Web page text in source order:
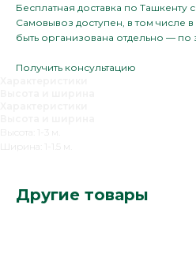
Бесплатная доставка по Ташкенту
Самовывоз доступен, в том числе
быть организована отдельно — по
Получить консультацию
Высота: 1-3 м.
Ширина: 1-1.5 м.
Другие товары